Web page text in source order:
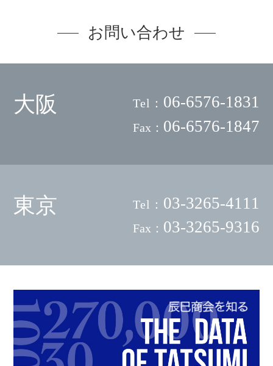
お問い合わせ
大阪 Tel： 06-6576-1831
Fax： 06-6576-1847
東京 Tel： 03-3265-4111
Fax： 03-3265-9316